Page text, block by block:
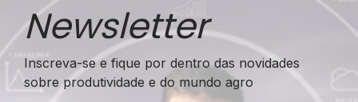
Newsletter
Inscreva-se e fique por dentro das novidades
sobre produtividade e do mundo agro